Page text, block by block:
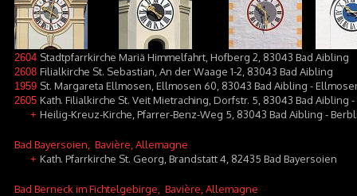
2604 Stadtpfarrkirche Mariä Himmelfahrt, Hofberg 2, 83043 Bad Aibling
2608 Filialkirche St. Sebastian, An der Waage 1-2, 83043 Bad Aibling
1959 St. Margareta Ellmosen, Ellmosen 60, 83043 Bad Aibling -
2605 Kath. Filialkirche St. Veit Mietraching, Dorfstr. 5, 83043 Bad Aibling
+ Heilig-Kreuz-Kirche, Pfarrer-Benz-Weg 5, 83043 Bad Aibling -
Bad Bayersoien , Bavière, Allemagne
+ Kath. Pfarrkirche St. Georg, Brandstatt 4, 82435 Bad Bayersoien
Bad Berneck im Fichtelgebirge , Bavière, Allemagne